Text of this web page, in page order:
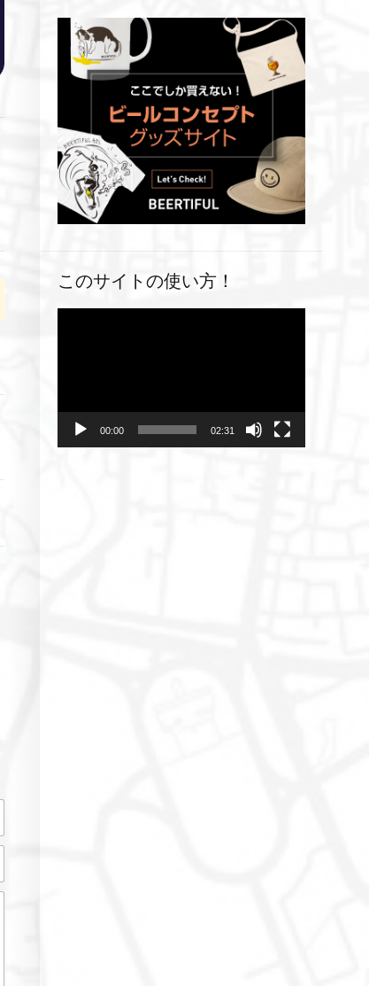
このサイトの使い方！
ー
00:00 02:31